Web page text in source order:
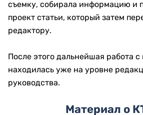
съемку, собирала информацию и
проект статьи, который затем
редактору.
После этого дальнейшая работа
находилась уже на уровне
руководства.
Материал о